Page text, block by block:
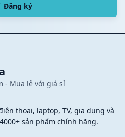
Đăng ký
- Mua lẻ với giá sỉ
thoại, laptop, TV, gia dụng và
sản phẩm chính hãng.